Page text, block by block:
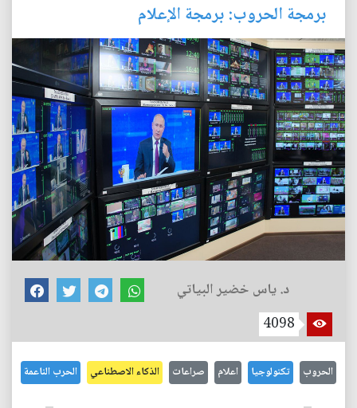
برمجة الحروب‮: ‬برمجة الإعلام
د. ياس خضير البياتي
4098
الحروب تكنولوجيا اعلام صراعات الذكاء الاصطناعي الحرب الناعمة